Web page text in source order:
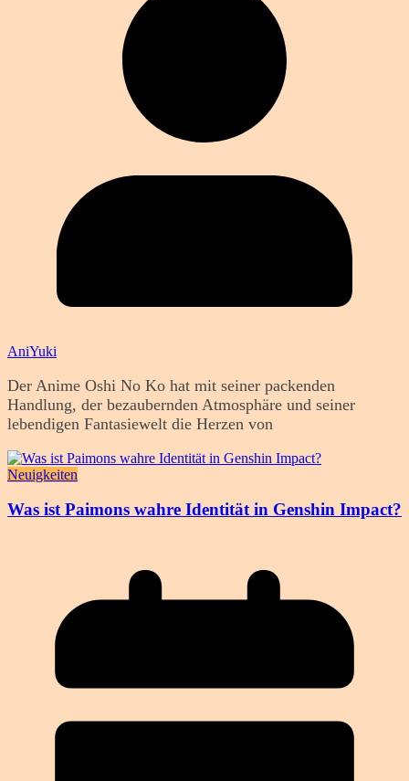
AniYuki
Der Anime Oshi No Ko hat mit seiner packenden
Handlung, der bezaubernden Atmosphäre und seiner
lebendigen Fantasiewelt die Herzen von
Neuigkeiten
Was ist Paimons wahre Identität in Genshin Impact?